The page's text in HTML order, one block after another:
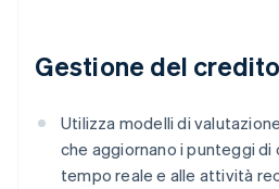
Gestione del credito
Utilizza modelli di
che aggiornano i punteggi di
tempo reale e alle attività